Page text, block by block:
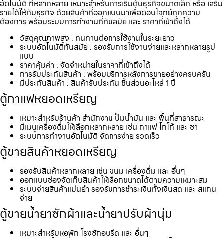
อัตโนมัติ ที่หลากหลาย เหมาะสำหรับการเริ่มต้นธุรกิจขนาดเล็ก หรือ เสริม
รายได้ให้กับธุรกิจ ด้วยสินค้าที่ออกแบบมาเพื่อตอบโจทย์ทุกความ
ต้องการ พร้อมระบบการทำงานที่ทันสมัย และ ราคาที่เข้าถึงได้
วัสดุคุณภาพสูง : ทนทานต่อการใช้งานในระยะยาว
ระบบอัตโนมัติทันสมัย : รองรับการใช้งานง่ายและหลากหลายรูป
แบบ
ราคาคุ้มค่า : จัดจำหน่ายในราคาที่เข้าถึงได้
การรับประกันสินค้า : พร้อมบริการหลังการขายอย่างครบครัน
มีประกันสินค้า : สินค้ารับประกัน ชิ้นส่วนอะไหล่ 1 ปี
ตู้กาแฟหยอดเหรียญ
เหมาะสำหรับร้านค้า สำนักงาน ปั้มน้ำมัน และ พื้นที่สาธารณะ
มีเมนูเครื่องดื่มให้เลือกหลากหลาย เช่น กาแฟ โกโก้ และ ชา
ระบบการทำงานอัตโนมัติ จัดการง่าย รวดเร็ว
ตู้ขายสินค้าหยอดเหรียญ
รองรับสินค้าหลากหลาย เช่น ขนม เครื่องดื่ม และ อื่นๆ
ออกแบบช่องจัดเก็บสินค้าให้เลือกขนาดได้ตามความเหมาะสม
ระบบจ่ายสินค้าแม่นยำ รองรับการชำระเงินทั้งเงินสด และ สแกน
จ่าย
ตู้ขายน้ำยาซักผ้าและน้ำยาปรับผ้านุ่ม
เหมาะสำหรับหอพัก โรงซักอบรีด และ อื่นๆ